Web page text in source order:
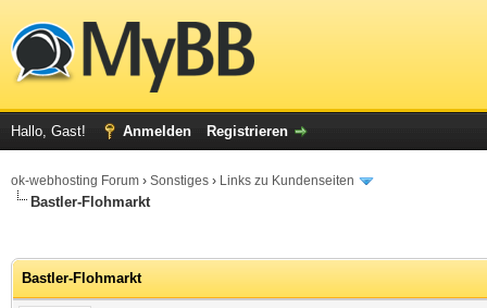
Hallo, Gast! Anmelden Registrieren
ok-webhosting Forum › Sonstiges › Links zu Kundenseiten
Bastler-Flohmarkt
Bastler-Flohmarkt